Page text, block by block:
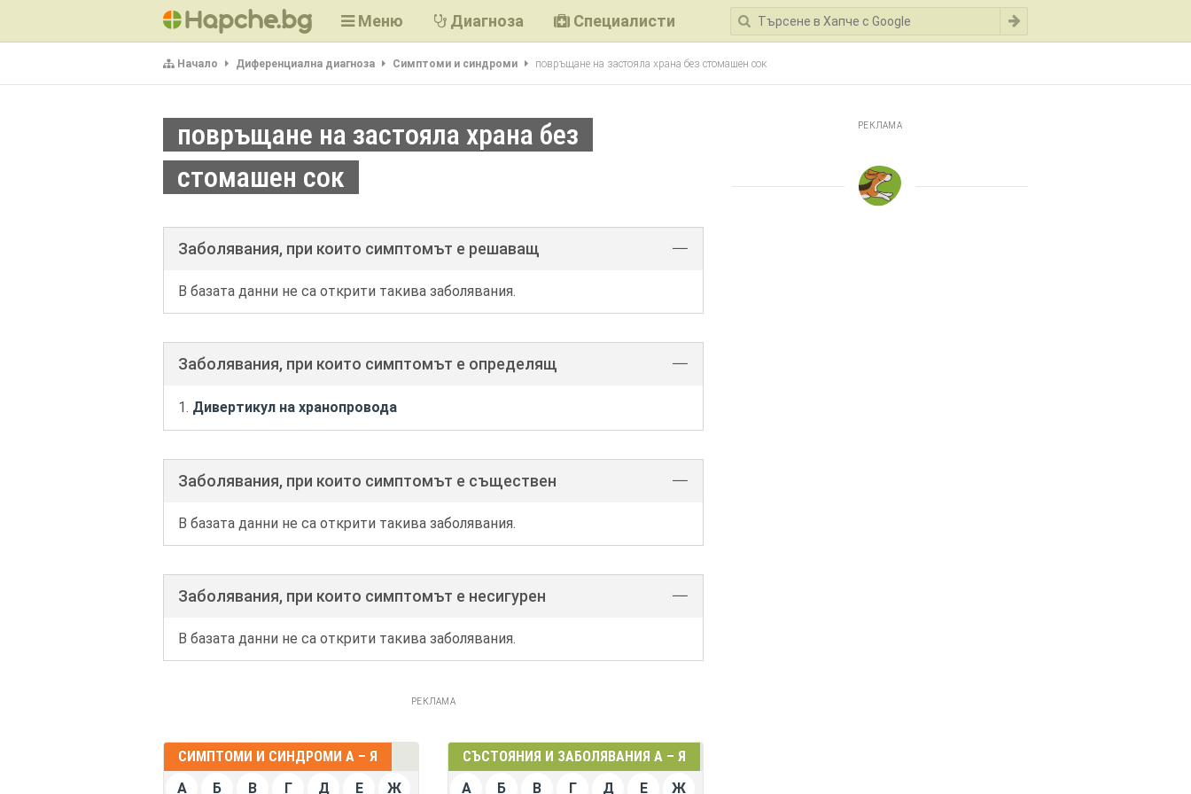
Меню Диагноза Специалисти
Начало Диференциална диагноза Симптоми и синдроми повръщане на застояла храна без стомашен сок
повръщане на застояла храна без
стомашен сок
Заболявания, при които симптомът е решаващ
В базата данни не са открити такива заболявания.
Заболявания, при които симптомът е определящ
Дивертикул на хранопровода
Заболявания, при които симптомът е съществен
В базата данни не са открити такива заболявания.
Заболявания, при които симптомът е несигурен
В базата данни не са открити такива заболявания.
РЕКЛАМА
СИМПТОМИ И СИНДРОМИ А – Я
А
Б В Г Д Е Ж
СЪСТОЯНИЯ И ЗАБОЛЯВАНИЯ А – Я
А
Б В Г Д Е Ж
РЕКЛАМА